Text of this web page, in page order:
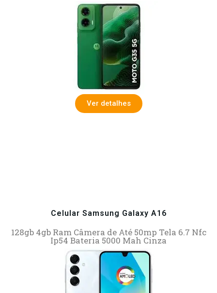
Ver detalhes
Celular Samsung Galaxy A16
128gb 4gb Ram Câmera de Até 50mp Tela 6.7 Nfc
Ip54 Bateria 5000 Mah Cinza